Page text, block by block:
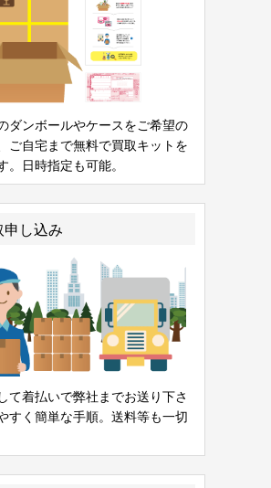
ダンボールやケースをご希望の
ご自宅まで無料で買取キットを
。日時指定も可能。
し込み
て着払いで弊社までお送り下さ
すく簡単な手順。送料等も一切